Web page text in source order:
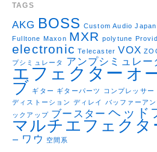
TAGS
AKG BOSS Custom Audio Japan
Fulltone Maxon MXR polytune
electronic Telecaster VOX
プシミュレータ
アンプシミュレー
エフェクター オ
ブ ギター ギターパーツ コンプレッサー
ディストーション ディレイ バッファーア
ックアップ ブースター ヘッド
マルチエフェクタ
ー
ワウ 空間系